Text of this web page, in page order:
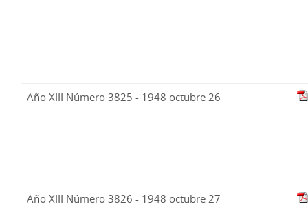
Año XIII Número 3825 - 1948 octubre 26
Año XIII Número 3826 - 1948 octubre 27